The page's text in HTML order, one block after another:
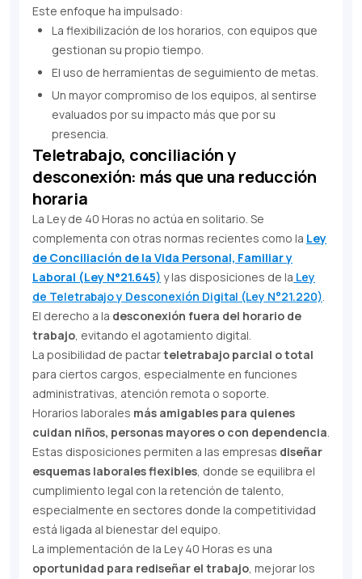
Este enfoque ha impulsado:
La flexibilización de los horarios, con equipos que
gestionan su propio tiempo.
El uso de herramientas de seguimiento de metas.
Un mayor compromiso de los equipos, al sentirse
evaluados por su impacto más que por su
presencia.
Teletrabajo, conciliación y
desconexión: más que una reducción
horaria
La Ley de 40 Horas no actúa en solitario. Se
complementa con otras normas recientes como la Ley
de Conciliación de la Vida Personal, Familiar y
Laboral (Ley N°21.645) y las disposiciones de la Ley
de Teletrabajo y Desconexión Digital (Ley N°21.220).
El derecho a la desconexión fuera del horario de
trabajo, evitando el agotamiento digital.
La posibilidad de pactarteletrabajo parcial o total
para ciertos cargos, especialmente en funciones
administrativas, atención remota o soporte.
Horarios laborales más amigables para quienes
cuidan niños, personas mayores o con dependencia.
Estas disposiciones permiten a las empresas diseñar
esquemas laborales flexibles, donde se equilibra el
cumplimiento legal con la retención de talento,
especialmente en sectores donde la competitividad
está ligada al bienestar del equipo.
La implementación de la Ley 40 Horas es una
oportunidad para rediseñar el trabajo, mejorar los